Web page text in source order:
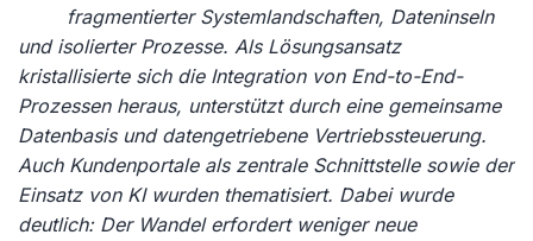
fragmentierter Systemlandschaften, Dateninseln
und isolierter Prozesse. Als Lösungsansatz
kristallisierte sich die Integration von End-to-End-
Prozessen heraus, unterstützt durch eine gemeinsame
Datenbasis und datengetriebene Vertriebssteuerung.
Auch Kundenportale als zentrale Schnittstelle sowie der
Einsatz von KI wurden thematisiert. Dabei wurde
deutlich: Der Wandel erfordert weniger neue